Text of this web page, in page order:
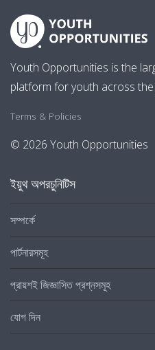
Youth Opportunities is the
platform for youth across the
Terms & Policies
© 2026 Youth Opportunities
ইয়ুথ অপরচুনিটিস
সম্পর্কে
পার্টনারসমূহ
প্রায়শই জিজ্ঞাসিত প্রশ্নসমূহ
যোগ দিন